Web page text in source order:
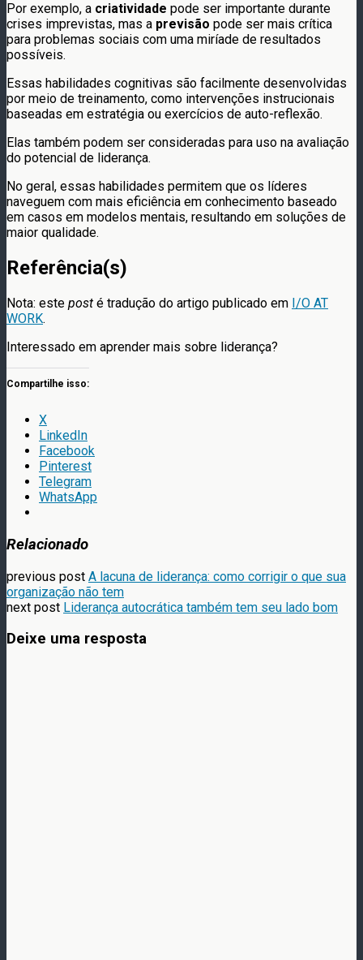
Por exemplo, a criatividade pode ser importante durante
crises imprevistas, mas a previsão pode ser mais crítica
para problemas sociais com uma miríade de resultados
possíveis.
Essas habilidades cognitivas são facilmente desenvolvidas
por meio de treinamento, como intervenções instrucionais
baseadas em estratégia ou exercícios de auto-reflexão.
Elas também podem ser consideradas para uso na avaliação
do potencial de liderança.
No geral, essas habilidades permitem que os líderes
naveguem com mais eficiência em conhecimento baseado
em casos em modelos mentais, resultando em soluções de
maior qualidade.
Referência(s)
Nota: este post é tradução do artigo publicado em I/O AT
WORK.
Interessado em aprender mais sobre liderança?
Compartilhe isso:
X
LinkedIn
Facebook
Pinterest
Telegram
WhatsApp
Relacionado
previous post A lacuna de liderança: como corrigir o que sua
organização não tem
next post Liderança autocrática também tem seu lado bom
Deixe uma resposta